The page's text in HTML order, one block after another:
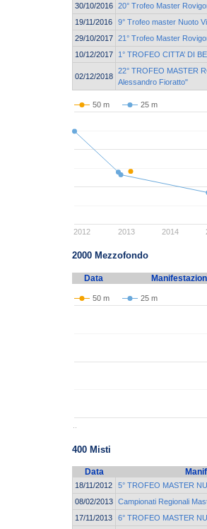
30/10/2016 20° Trofeo Master
19/11/2016
9° Trofeo master Nuoto
29/10/2017 21° Trofeo Master
10/12/2017
1° TROFEO CITTA’ DI
02/12/2018
22° TROFEO MASTER
Alessandro Fioratto"
50 m 25 m
2012 2013 2014
2000 Mezzofondo
Data
50 m 25 m
400 Misti
Data
18/11/2012
5° TROFEO MASTER
08/02/2013 Campionati Regionali
17/11/2013
6° TROFEO MASTER